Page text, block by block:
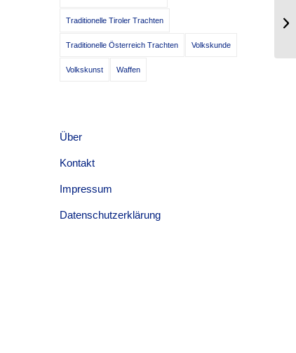
Traditionelle Tiroler Trachten
Traditionelle Österreich Trachten Volkskunde
Volkskunst Waffen
Über
Kontakt
Impressum
Datenschutzerklärung